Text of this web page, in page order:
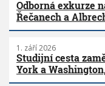
Odborná exkurze
Řečanech a
1. září 2026
Studijní cesta
York a